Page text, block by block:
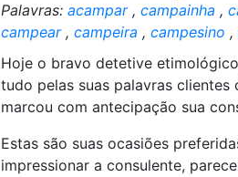
Palavras: acampar, campainha ,
campear, campeira , campesino ,
Hoje o bravo detetive
tudo pelas suas palavras
marcou com antecipação sua
Estas são suas ocasiões
impressionar a consulente,